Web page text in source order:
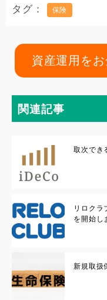
タグ 保険
資産運用を
関連記事
取次でき
リロクラ
を開始し
新規取扱